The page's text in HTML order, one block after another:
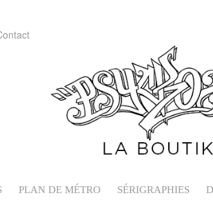
PLAN DE MÉTRO SÉRIGRAPHIES